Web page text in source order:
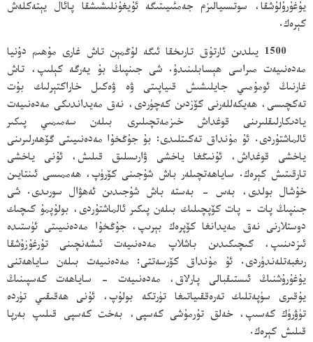
يۇغۇرۇلۇشقا، سوتسىيالىزم جەمئىيىتىگە ئۇيغۇنلىشىشقا پائال يېتەكلەش
كېرەك.
1500 يىلدىن ئارتۇق تارىخقا ئىگە لۇڭمېن تاش غارى مۇھىم دۇنيا
مەدەنىيەت مىراسى ھېسابلىنىدۇ. شى جىنپىڭ بۇ يەرگە كېلىپ، تاش
غارنىڭ ئومۇمىي جايلىشىش قىياپىتى ۋە ۋەكىل خاراكتېرلىك بۇت
تەكچىسى، ھەيكەللەرنى كۆزدىن كەچۈردى، نەق مەيداندىكى مەدەنىيەت
يادىكارلىقلىرىنى قوغداش خىزمەتچىلىرى بىلەن سەمىمىي پىكىر
ئالماشتۇردى. ئۇ مۇنداق تەكىتلىدى: بۇ جۇڭخۇا مەدەنىيىتى گۆھەرلىرىنى
ياخشى قوغداش، ئۇنىڭغا ياخشى ۋارىسلىق قىلىش، ئۇنى ياخشى
تارقىتىش كېرەك. ساياھەتچىلەر باش شۇجىنى كۆرۈپ، ھەممىسى ئىنتايىن
خۇشال بولدى، بەس - بەستە باش شۇجىدىن ئەھۋال سورىدى. شى
جىنپىڭ پات - پات كۆپچىلىك بىلەن پىكىر ئالماشتۇردى، بولۇپمۇ كىچىك
دوستلارنى نەق مەيدانغا كۆپرەك بېرىپ، جۇڭخۇا مەدەنىيىتى ئۈستىدە
ئىزدىنىپ، كىچىكىدىن باشلاپ مەدەنىيەت ئىشەنچىنى تۇرغۇزۇشقا
رىغبەتلەندۈردى. ئۇ مۇنداق كۆرسەتتى: مەدەنىيەت بىلەن ساياھەتنى
يۇغۇرۇشنىڭ ئىستىقبالى پارلاق، مەدەنىيەت - ساياھەت كەسپىنىڭ
يۇقىرى سۈپەتلىك تەرەققىياتىغا تۈرتكە بولۇپ، ئۇنى ھەقىقىي تۈردە
تۈۋرۈك كەسىپ، خەلق تۇرمۇشى كەسپى، بەخت كەسپى قىلىپ بەرپا
قىلىش كېرەك.